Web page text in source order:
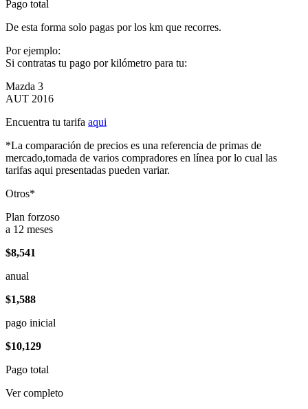
Pago total
De esta forma solo pagas por los km que recorres.
Por ejemplo:
Si contratas tu pago por kilómetro para tu:
Mazda 3
AUT 2016
Encuentra tu tarifa aqui
*La comparación de precios es una referencia de primas de
mercado,tomada de varios compradores en línea por lo cual las
tarifas aqui presentadas pueden variar.
Otros*
Plan forzoso
a 12 meses
$8,541
anual
$1,588
pago inicial
$10,129
Pago total
Ver completo